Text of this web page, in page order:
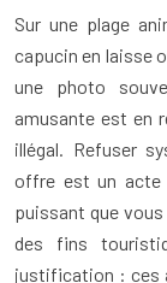
Sur une plage
capucin en laisse
une photo
amusante est en
illégal. Refuser
offre est un acte
puissant que
des fins
justification : ces